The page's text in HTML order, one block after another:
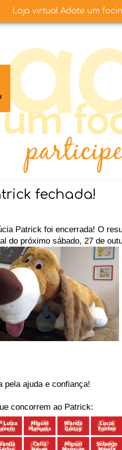
fechada!
Patrick foi encerrada! O
do próximo sábado, 27 de
pela ajuda e confiança!
concorrem ao Patrick:
Loja virtual Adote um